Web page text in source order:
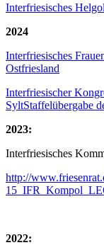
Interfriesisches
2024
Interfriesisches
Ostfriesland
Interfriesischer
SyltStaffelübergabe
2023:
Interfriesisches
http://
2022: